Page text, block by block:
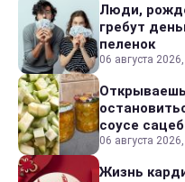
Люди,
гребут
пеленок
06 августа
соусе
06 августа
Жизнь